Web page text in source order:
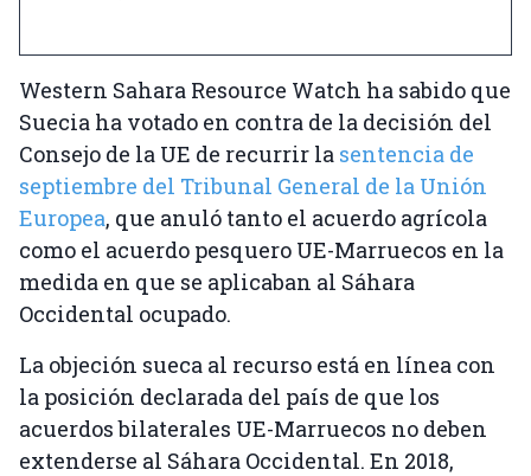
Western Sahara Resource Watch ha sabido que
Suecia ha votado en contra de la decisión del
Consejo de la UE de recurrir la sentencia de
septiembre del Tribunal General de la Unión
Europea, que anuló tanto el acuerdo agrícola
como el acuerdo pesquero UE-Marruecos en la
medida en que se aplicaban al Sáhara
Occidental ocupado.
La objeción sueca al recurso está en línea con
la posición declarada del país de que los
acuerdos bilaterales UE-Marruecos no deben
extenderse al Sáhara Occidental. En 2018,